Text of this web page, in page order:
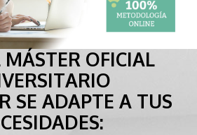
MÁSTER OFICIAL
SE ADAPTE A TUS